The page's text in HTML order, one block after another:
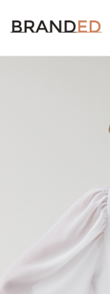
Джемперы,
кардиганы